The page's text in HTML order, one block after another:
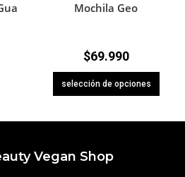
Mochila Geo
$69.990
selección de opciones
Vegan Shop